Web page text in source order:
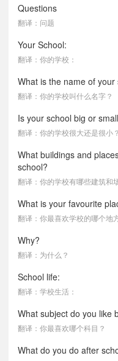
Questions
翻译：问题
Your School:
翻译：你的学校：
What is the name of your
翻译：你的学校叫什么名字？
Is your school big or
翻译：你的学校很大还是很小？
What buildings and
school?
翻译：你的学校有哪些建筑和
What is your favourite
翻译：你最喜欢学校的哪个地
Why?
翻译：为什么？
School life:
翻译：学校生活：
What subject do you like
翻译：你最喜欢哪个科目？
What do you do after